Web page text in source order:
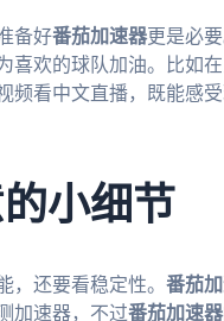
备好番茄加速器更是必
喜欢的球队加油。比如
频看中文直播，既能感
小细节
，还要看稳定性。 番茄
加速器，不过番茄加速器